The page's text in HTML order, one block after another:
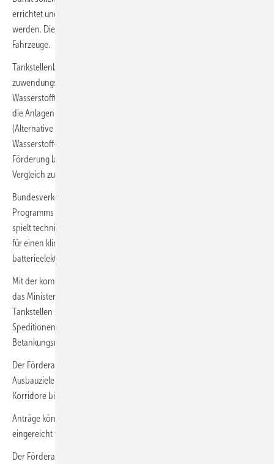
errichtet und bis zu 400 Wasserstoff-Lkw auf die Straße gebracht
werden. Die Förderung umfasst sowohl die Infrastruktur als auch die
Fahrzeuge.
Tankstellenbetreiber können bis zu 50 Prozent der
zuwendungsfähigen Ausgaben für den Bau neuer
Wasserstofftankstellen erstattet bekommen. Voraussetzung ist, dass
die Anlagen die Anforderungen der europäischen AFIR-Verordnung
(Alternative Fuels Infrastructure Regulation) erfüllen. Für neue
Wasserstoff-Lkw der Fahrzeugklassen N2 und N3 beträgt die
Förderung bis zu 80 Prozent der Investitionsmehrausgaben im
Vergleich zu einem Dieselfahrzeug.
Bundesverkehrsminister Patrick Schnieder betont die Bedeutung des
Programms für die Verkehrswende im Güterverkehr: „Wasserstoff
spielt technisch, wirtschaftlich und geopolitisch eine wichtige Rolle
für einen klimafreundlichen Schwerlastverkehr und ergänzt
batterieelektrische Antriebe sinnvoll.“
Mit der kombinierten Förderung von Infrastruktur und Fahrzeugen will
das Ministerium das sogenannte Henne-Ei-Problem lösen. Neue
Tankstellen sollen von Anfang an ausgelastet sein, während
Speditionen und Logistikunternehmen verlässliche
Betankungsmöglichkeiten erhalten.
Der Förderaufruf dient auch der Umsetzung der europäischen
Ausbauziele für alternative Kraftstoffinfrastruktur entlang der TEN-V-
Korridore bis 2030.
Anträge können bis 31. Mai 2026 über das Portal easy-Online
eingereicht werden:
Der Förderaufruf und weitere Unterlagen sind hier zu finden: